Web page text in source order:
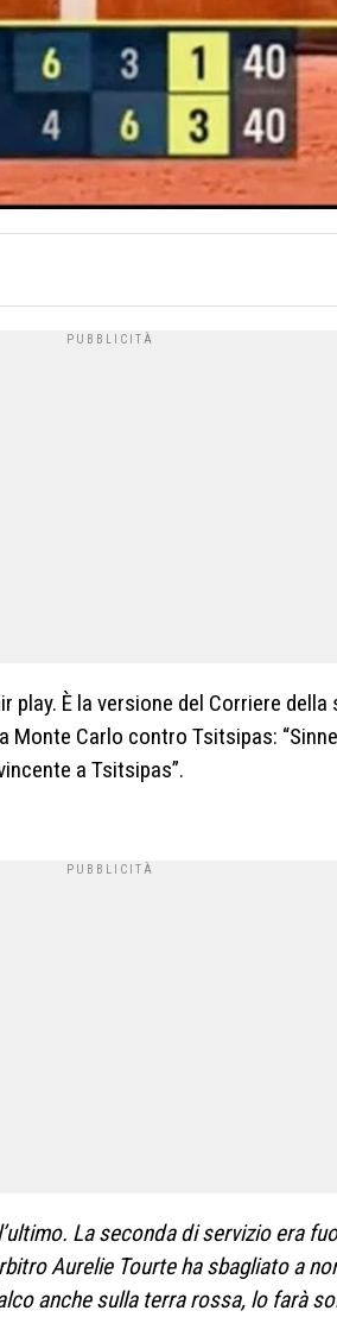
play. È la versione del Corriere
Carlo contro Tsitsipas:
a Tsitsipas”.
La seconda di servizio era
Aurelie Tourte ha sbagliato a
anche sulla terra rossa, lo farà